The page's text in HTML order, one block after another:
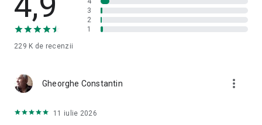
229 K de recenzii
3
2
1
Gheorghe Constantin more_vert
11 iulie 2026